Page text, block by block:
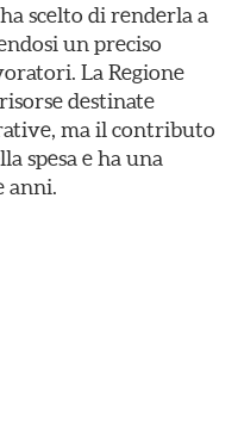
scelto di renderla a
un preciso
La Regione
destinate
ma il contributo
spesa e ha una
anni.